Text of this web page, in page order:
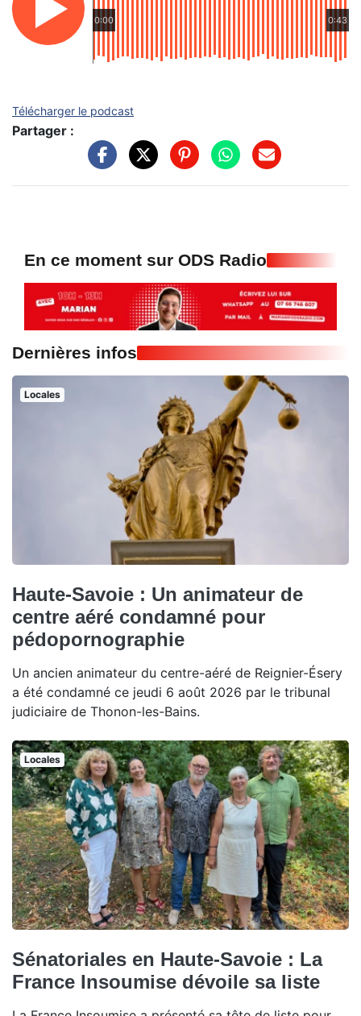
0:00 0:43
Télécharger le podcast
Partager :
En ce moment sur ODS Radio
Dernières infos
Locales
Haute-Savoie : Un animateur de
centre aéré condamné pour
pédopornographie
Un ancien animateur du centre-aéré de Reignier-Ésery
a été condamné ce jeudi 6 août 2026 par le tribunal
judiciaire de Thonon-les-Bains.
Locales
Sénatoriales en Haute-Savoie : La
France Insoumise dévoile sa liste